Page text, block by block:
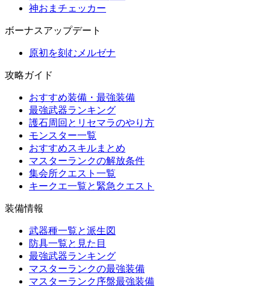
神おまチェッカー
ボーナスアップデート
原初を刻むメルゼナ
攻略ガイド
おすすめ装備・最強装備
最強武器ランキング
護石周回とリセマラのやり方
モンスター一覧
おすすめスキルまとめ
マスターランクの解放条件
集会所クエスト一覧
キークエ一覧と緊急クエスト
装備情報
武器種一覧と派生図
防具一覧と見た目
最強武器ランキング
マスターランクの最強装備
マスターランク序盤最強装備